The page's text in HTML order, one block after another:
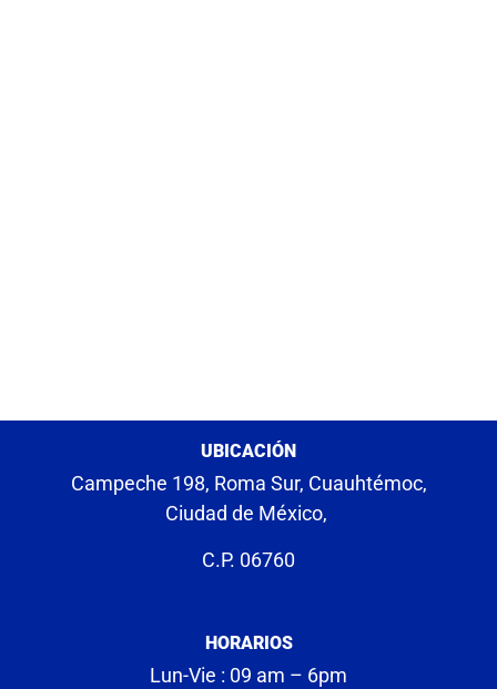
UBICACIÓN
Campeche 198, Roma Sur, Cuauhtémoc,
Ciudad de México,
C.P. 06760
HORARIOS
Lun-Vie : 09 am – 6pm